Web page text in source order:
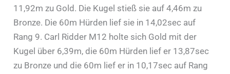
11,92m zu Gold. Die Kugel stieß sie auf 4,46m zu
Bronze. Die 60m Hürden lief sie in 14,02sec auf
Rang 9. Carl Ridder M12 holte sich Gold mit der
Kugel über 6,39m, die 60m Hürden lief er 13,87sec
zu Bronze und die 60m lief er in 10,17sec auf Rang